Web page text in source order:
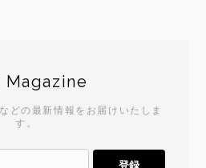
Magazine
どの最新情報をお届けいたしま
す。
登録